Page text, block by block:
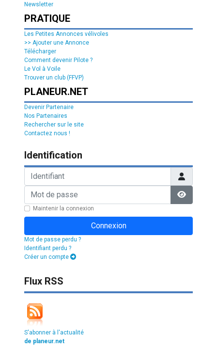
Newsletter
PRATIQUE
Les Petites Annonces vélivoles
>> Ajouter une Annonce
Télécharger
Comment devenir Pilote ?
Le Vol à Voile
Trouver un club (FFVP)
PLANEUR.NET
Devenir Partenaire
Nos Partenaires
Rechercher sur le site
Contactez nous !
Identification
Identifiant
Mot de passe
Afficher
Maintenir la connexion
Connexion
Mot de passe perdu ?
Identifiant perdu ?
Créer un compte
Flux RSS
S'abonner à l'actualité
de planeur.net